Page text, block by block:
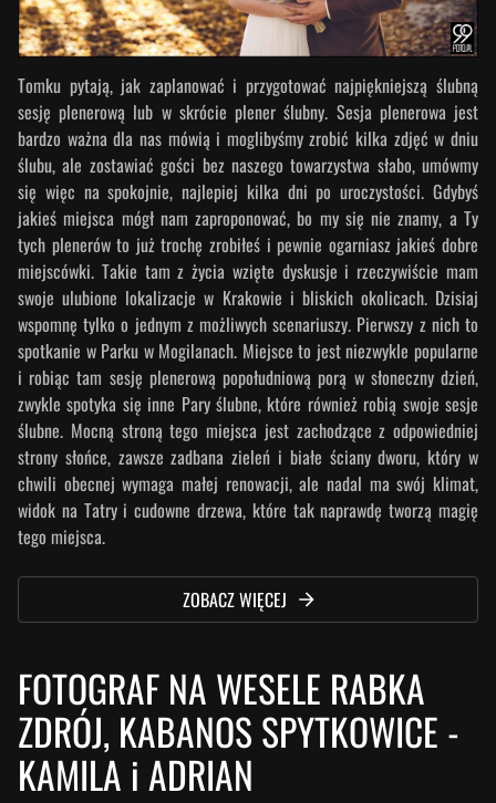
Tomku pytają, jak zaplanować i przygotować najpiękniejszą ślubną
sesję plenerową lub w skrócie plener ślubny. Sesja plenerowa jest
bardzo ważna dla nas mówią i moglibyśmy zrobić kilka zdjęć w dniu
ślubu, ale zostawiać gości bez naszego towarzystwa słabo, umówmy
się więc na spokojnie, najlepiej kilka dni po uroczystości. Gdybyś
jakieś miejsca mógł nam zaproponować, bo my się nie znamy, a Ty
tych plenerów to już trochę zrobiłeś i pewnie ogarniasz jakieś dobre
miejscówki. Takie tam z życia wzięte dyskusje i rzeczywiście mam
swoje ulubione lokalizacje w Krakowie i bliskich okolicach. Dzisiaj
wspomnę tylko o jednym z możliwych scenariuszy. Pierwszy z nich to
spotkanie w Parku w Mogilanach. Miejsce to jest niezwykle popularne
i robiąc tam sesję plenerową popołudniową porą w słoneczny dzień,
zwykle spotyka się inne Pary ślubne, które również robią swoje sesje
ślubne. Mocną stroną tego miejsca jest zachodzące z odpowiedniej
strony słońce, zawsze zadbana zieleń i białe ściany dworu, który w
chwili obecnej wymaga małej renowacji, ale nadal ma swój klimat,
widok na Tatry i cudowne drzewa, które tak naprawdę tworzą magię
tego miejsca.
ZOBACZ WIĘCEJ
FOTOGRAF NA WESELE RABKA
ZDRÓJ, KABANOS SPYTKOWICE -
KAMILA i ADRIAN